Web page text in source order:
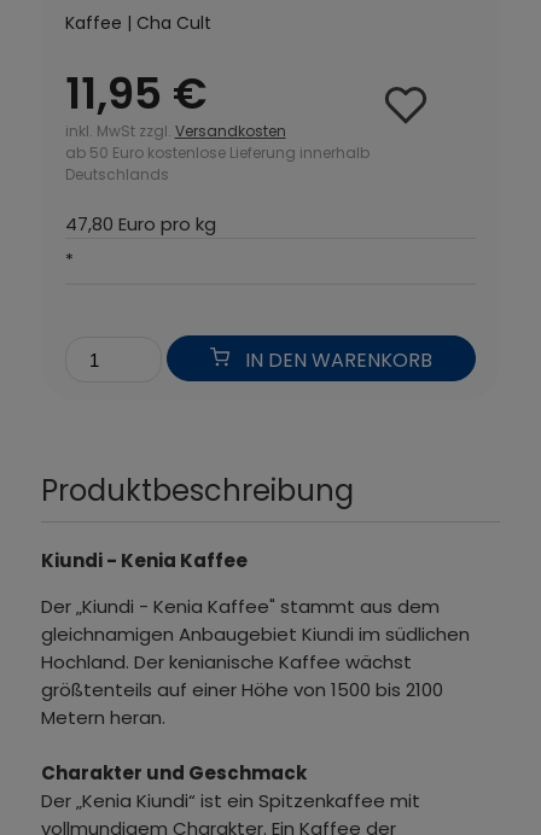
Kaffee | Cha Cult
11,95 €
inkl. MwSt zzgl. Versandkosten
ab 50 Euro kostenlose Lieferung innerhalb
Deutschlands
47,80 Euro pro kg
*
IN DEN WARENKORB
Produktbeschreibung
Kiundi - Kenia Kaffee
Der „Kiundi - Kenia Kaffee" stammt aus dem
gleichnamigen Anbaugebiet Kiundi im südlichen
Hochland. Der kenianische Kaffee wächst
größtenteils auf einer Höhe von 1500 bis 2100
Metern heran.
Charakter und Geschmack
Der „Kenia Kiundi“ ist ein Spitzenkaffee mit
vollmundigem Charakter. Ein Kaffee der